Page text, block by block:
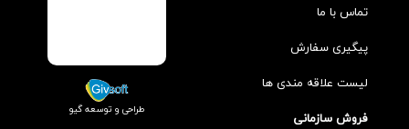
تماس با ما
پیگیری سفارش
لیست علاقه مندی ها
فروش سازمانی
طراحی و توسعه گیو